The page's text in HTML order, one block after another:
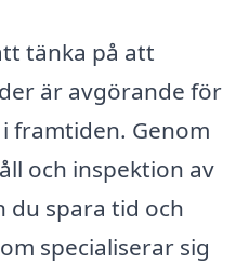
tänka på att
är avgörande för
framtiden. Genom
och inspektion av
du spara tid och
specialiserar sig